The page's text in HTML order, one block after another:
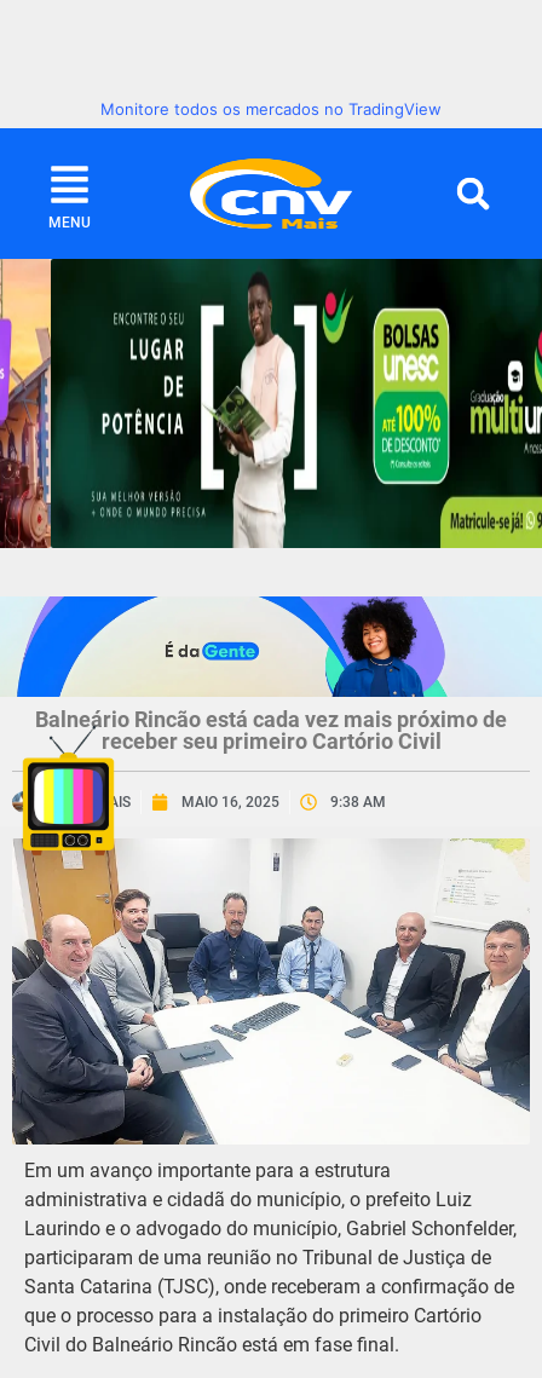
Monitore todos os mercados no TradingView
MENU
Balneário Rincão está cada vez mais próximo de
receber seu primeiro Cartório Civil
CNV MAIS MAIO 16, 2025 9:38 AM
Em um avanço importante para a estrutura
administrativa e cidadã do município, o prefeito Luiz
Laurindo e o advogado do município, Gabriel Schonfelder,
participaram de uma reunião no Tribunal de Justiça de
Santa Catarina (TJSC), onde receberam a confirmação de
que o processo para a instalação do primeiro Cartório
Civil do Balneário Rincão está em fase final.